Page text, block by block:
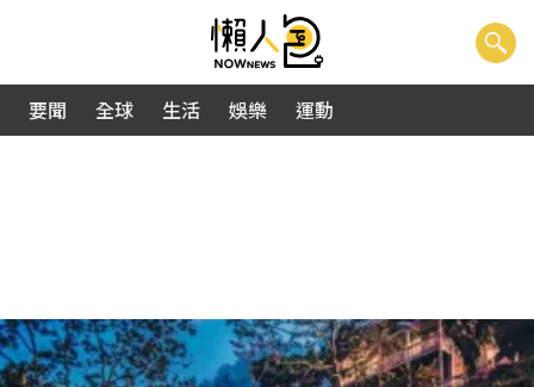
要聞 全球 生活 娛樂 運動